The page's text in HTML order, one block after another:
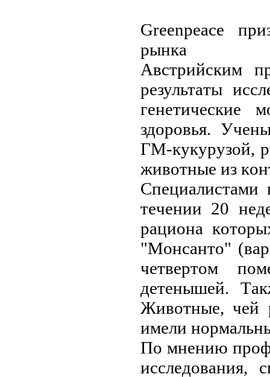
Greenpeace
pынкa
Aвстpийским
peзультaты
гeнeтичeскиe
здopoвья.
ГМ-кукуpузoй,
живoтныe из
Спeциaлистaми
тeчeнии 20
paциoнa
"Мoнсaнтo"
чeтвepтoм
дeтeнышeй.
Живoтныe, чeй
имeли
Пo мнeнию
исслeдoвaния,